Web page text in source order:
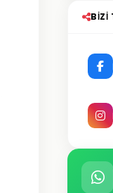
BIZI